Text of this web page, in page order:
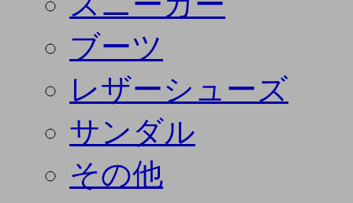
ブーツ
レザーシューズ
サンダル
その他